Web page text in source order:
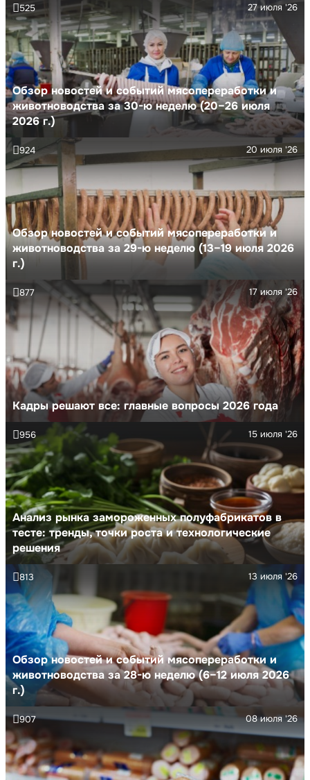
Обзор новостей и событий мясопереработки и
животноводства за 30-ю неделю (20–26 июля
2026 г.)
27 июля '26
525
Обзор новостей и событий мясопереработки и
животноводства за 29-ю неделю (13–19 июля 2026
г.)
20 июля '26
924
Кадры решают все: главные вопросы 2026 года
17 июля '26
877
Анализ рынка замороженных полуфабрикатов в
тесте: тренды, точки роста и технологические
решения
15 июля '26
956
Обзор новостей и событий мясопереработки и
животноводства за 28-ю неделю (6–12 июля 2026
г.)
13 июля '26
813
08 июля '26
907